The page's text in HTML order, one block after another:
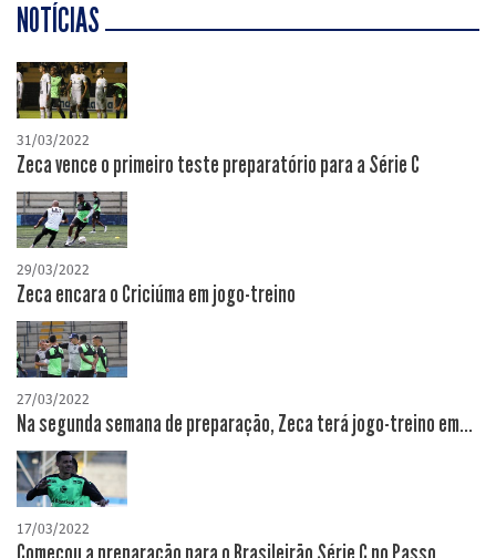
NOTÍCIAS
31/03/2022
Zeca vence o primeiro teste preparatório para a Série C
29/03/2022
Zeca encara o Criciúma em jogo-treino
27/03/2022
Na segunda semana de preparação, Zeca terá jogo-treino em...
17/03/2022